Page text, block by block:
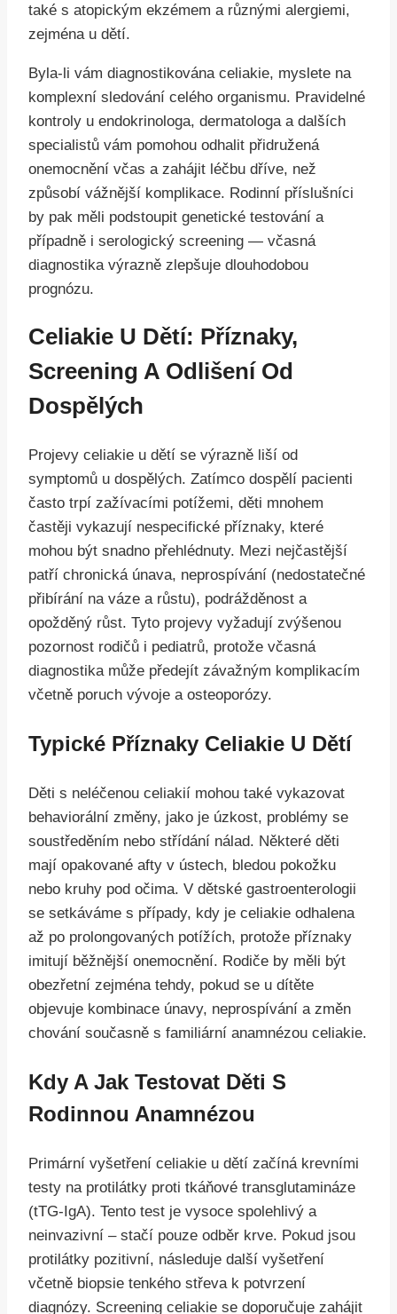
také s atopickým ekzémem a různými alergiemi,
zejména u dětí.
Byla-li vám diagnostikována celiakie, myslete na
komplexní sledování celého organismu. Pravidelné
kontroly u endokrinologa, dermatologa a dalších
specialistů vám pomohou odhalit přidružená
onemocnění včas a zahájit léčbu dříve, než
způsobí vážnější komplikace. Rodinní příslušníci
by pak měli podstoupit genetické testování a
případně i serologický screening — včasná
diagnostika výrazně zlepšuje dlouhodobou
prognózu.
Celiakie U Dětí: Příznaky,
Screening A Odlišení Od
Dospělých
Projevy celiakie u dětí se výrazně liší od
symptomů u dospělých. Zatímco dospělí pacienti
často trpí zažívacími potížemi, děti mnohem
častěji vykazují nespecifické příznaky, které
mohou být snadno přehlédnuty. Mezi nejčastější
patří chronická únava, neprospívání (nedostatečné
přibírání na váze a růstu), podrážděnost a
opožděný růst. Tyto projevy vyžadují zvýšenou
pozornost rodičů i pediatrů, protože včasná
diagnostika může předejít závažným komplikacím
včetně poruch vývoje a osteoporózy.
Typické Příznaky Celiakie U Dětí
Děti s neléčenou celiakií mohou také vykazovat
behaviorální změny, jako je úzkost, problémy se
soustředěním nebo střídání nálad. Některé děti
mají opakované afty v ústech, bledou pokožku
nebo kruhy pod očima. V dětské gastroenterologii
se setkáváme s případy, kdy je celiakie odhalena
až po prolongovaných potížích, protože příznaky
imitují běžnější onemocnění. Rodiče by měli být
obezřetní zejména tehdy, pokud se u dítěte
objevuje kombinace únavy, neprospívání a změn
chování současně s familiární anamnézou celiakie.
Kdy A Jak Testovat Děti S
Rodinnou Anamnézou
Primární vyšetření celiakie u dětí začíná krevními
testy na protilátky proti tkáňové transglutamináze
(tTG-IgA). Tento test je vysoce spolehlivý a
neinvazivní – stačí pouze odběr krve. Pokud jsou
protilátky pozitivní, následuje další vyšetření
včetně biopsie tenkého střeva k potvrzení
diagnózy. Screening celiakie se doporučuje zahájit